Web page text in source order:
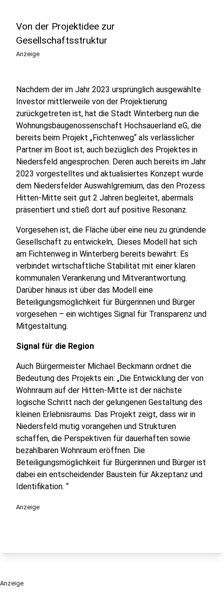
Von der Projektidee zur
Gesellschaftsstruktur
Anzeige
Nachdem der im Jahr 2023 ursprünglich ausgewählte
Investor mittlerweile von der Projektierung
zurückgetreten ist, hat die Stadt Winterberg nun die
Wohnungsbaugenossenschaft Hochsauerland eG, die
bereits beim Projekt „Fichtenweg“ als verlässlicher
Partner im Boot ist, auch bezüglich des Projektes in
Niedersfeld angesprochen. Deren auch bereits im Jahr
2023 vorgestelltes und aktualisiertes Konzept wurde
dem Niedersfelder Auswahlgremium, das den Prozess
Hitten-Mitte seit gut 2 Jahren begleitet, abermals
präsentiert und stieß dort auf positive Resonanz.
Vorgesehen ist, die Fläche über eine neu zu gründende
Gesellschaft zu entwickeln,. Dieses Modell hat sich
am Fichtenweg in Winterberg bereits bewährt: Es
verbindet wirtschaftliche Stabilität mit einer klaren
kommunalen Verankerung und Mitverantwortung.
Darüber hinaus ist über das Modell eine
Beteiligungsmöglichkeit für Bürgerinnen und Bürger
vorgesehen – ein wichtiges Signal für Transparenz und
Mitgestaltung.
Signal für die Region
Auch Bürgermeister Michael Beckmann ordnet die
Bedeutung des Projekts ein: „Die Entwicklung der von
Wohnraum auf der Hitten-Mitte ist der nächste
logische Schritt nach der gelungenen Gestaltung des
kleinen Erlebnisraums. Das Projekt zeigt, dass wir in
Niedersfeld mutig vorangehen und Strukturen
schaffen, die Perspektiven für dauerhaften sowie
bezahlbaren Wohnraum eröffnen. Die
Beteiligungsmöglichkeit für Bürgerinnen und Bürger ist
dabei ein entscheidender Baustein für Akzeptanz und
Identifikation. “
Anzeige
Anzeige